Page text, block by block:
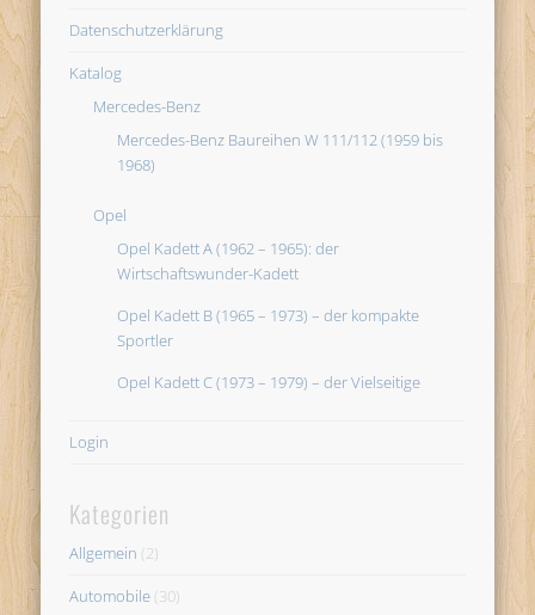
Datenschutzerklärung
Katalog
Mercedes-Benz
Mercedes-Benz Baureihen W 111/112 (1959 bis
1968)
Opel
Opel Kadett A (1962 – 1965): der
Wirtschaftswunder-Kadett
Opel Kadett B (1965 – 1973) – der kompakte
Sportler
Opel Kadett C (1973 – 1979) – der Vielseitige
Login
Kategorien
Allgemein (2)
Automobile (30)